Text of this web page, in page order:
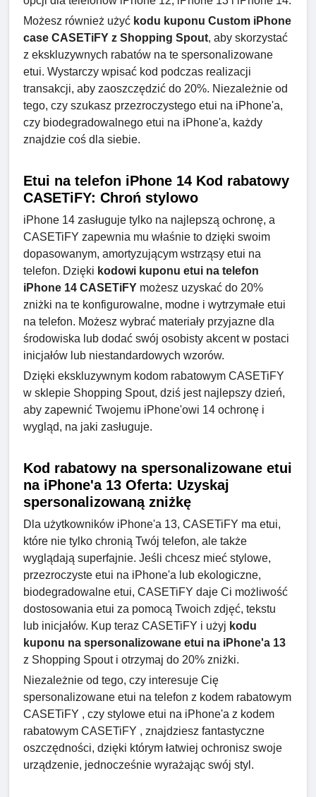
Możesz również użyć kodu kuponu Custom iPhone
case CASETiFY z Shopping Spout, aby skorzystać
z ekskluzywnych rabatów na te spersonalizowane
etui. Wystarczy wpisać kod podczas realizacji
transakcji, aby zaoszczędzić do 20%. Niezależnie od
tego, czy szukasz przezroczystego etui na iPhone'a,
czy biodegradowalnego etui na iPhone'a, każdy
znajdzie coś dla siebie.
Etui na telefon iPhone 14 Kod rabatowy
CASETiFY: Chroń stylowo
iPhone 14 zasługuje tylko na najlepszą ochronę, a
CASETiFY zapewnia mu właśnie to dzięki swoim
dopasowanym, amortyzującym wstrząsy etui na
telefon. Dzięki kodowi kuponu etui na telefon
iPhone 14 CASETiFY możesz uzyskać do 20%
zniżki na te konfigurowalne, modne i wytrzymałe etui
na telefon. Możesz wybrać materiały przyjazne dla
środowiska lub dodać swój osobisty akcent w postaci
inicjałów lub niestandardowych wzorów.
Dzięki ekskluzywnym kodom rabatowym CASETiFY
w sklepie Shopping Spout, dziś jest najlepszy dzień,
aby zapewnić Twojemu iPhone'owi 14 ochronę i
wygląd, na jaki zasługuje.
Kod rabatowy na spersonalizowane etui
na iPhone'a 13 Oferta: Uzyskaj
spersonalizowaną zniżkę
Dla użytkowników iPhone'a 13, CASETiFY ma etui,
które nie tylko chronią Twój telefon, ale także
wyglądają superfajnie. Jeśli chcesz mieć stylowe,
przezroczyste etui na iPhone'a lub ekologiczne,
biodegradowalne etui, CASETiFY daje Ci możliwość
dostosowania etui za pomocą Twoich zdjęć, tekstu
lub inicjałów. Kup teraz CASETiFY i użyj kodu
kuponu na spersonalizowane etui na iPhone'a 13
z Shopping Spout i otrzymaj do 20% zniżki.
Niezależnie od tego, czy interesuje Cię
spersonalizowane etui na telefon z kodem rabatowym
CASETiFY , czy stylowe etui na iPhone'a z kodem
rabatowym CASETiFY , znajdziesz fantastyczne
oszczędności, dzięki którym łatwiej ochronisz swoje
urządzenie, jednocześnie wyrażając swój styl.